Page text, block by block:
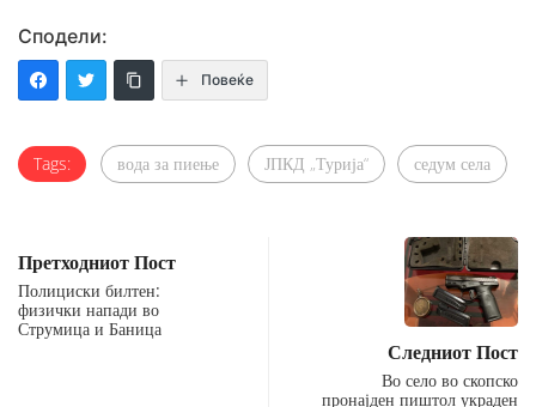
Сподели:
Повеќе
Tags: вода за пиење ЈПКД „Турија“ седум села
Претходниот Пост
Полициски билтен:
физички напади во
Струмица и Баница
Следниот Пост
Во село во скопско
пронајден пиштол украден